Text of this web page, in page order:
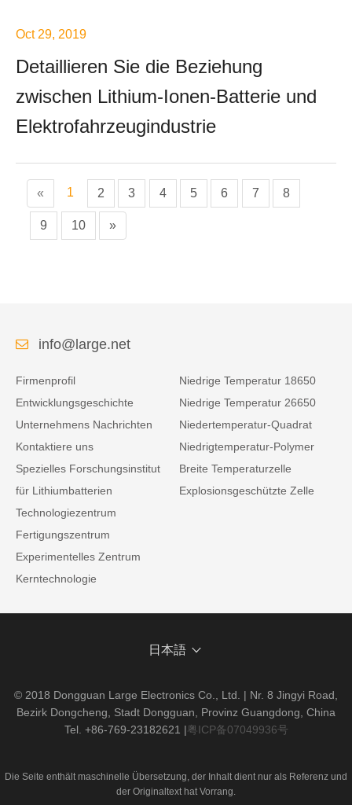
Oct 29, 2019
Detaillieren Sie die Beziehung
zwischen Lithium-Ionen-Batterie und
Elektrofahrzeugindustrie
« 1 2 3 4 5 6 7 8
9 10 »
info@large.net
Firmenprofil
Entwicklungsgeschichte
Unternehmens Nachrichten
Kontaktiere uns
Spezielles Forschungsinstitut
für Lithiumbatterien
Technologiezentrum
Fertigungszentrum
Experimentelles Zentrum
Kerntechnologie
Niedrige Temperatur 18650
Niedrige Temperatur 26650
Niedertemperatur-Quadrat
Niedrigtemperatur-Polymer
Breite Temperaturzelle
Explosionsgeschützte Zelle
日本語
© 2018 Dongguan Large Electronics Co., Ltd. | Nr. 8 Jingyi Road,
Bezirk Dongcheng, Stadt Dongguan, Provinz Guangdong, China
Tel. +86-769-23182621 |粤ICP备07049936号
Die Seite enthält maschinelle Übersetzung, der Inhalt dient nur als Referenz und
der Originaltext hat Vorrang.